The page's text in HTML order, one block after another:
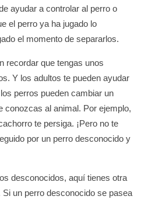
ayudar a controlar al perro o
el perro ya ha jugado lo
el momento de separarlos.
recordar que tengas unos
Y los adultos te pueden ayudar
perros pueden cambiar un
conozcas al animal. Por ejemplo,
te persiga. ¡Pero no te
por un perro desconocido y
desconocidos, aquí tienes otra
un perro desconocido se pasea